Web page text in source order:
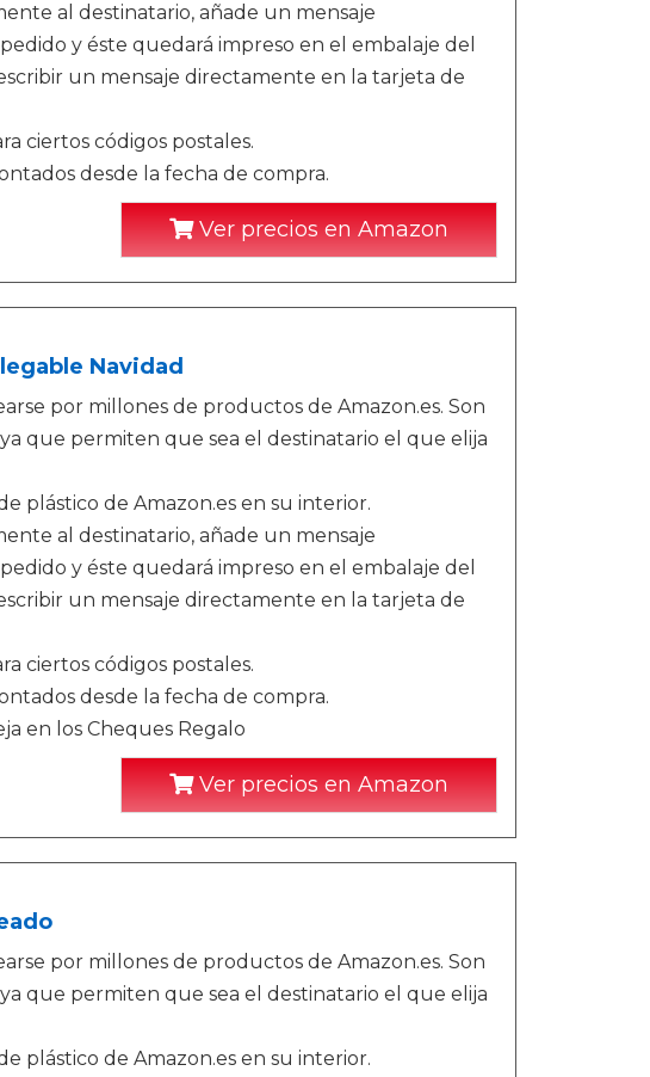
al destinatario, añade un mensaje
y éste quedará impreso en el embalaje del
un mensaje directamente en la tarjeta de
ciertos códigos postales.
desde la fecha de compra.
Ver precios en Amazon
Navidad
por millones de productos de Amazon.es. Son
que permiten que sea el destinatario el que elija
plástico de Amazon.es en su interior.
al destinatario, añade un mensaje
y éste quedará impreso en el embalaje del
un mensaje directamente en la tarjeta de
ciertos códigos postales.
desde la fecha de compra.
en los Cheques Regalo
Ver precios en Amazon
por millones de productos de Amazon.es. Son
que permiten que sea el destinatario el que elija
plástico de Amazon.es en su interior.